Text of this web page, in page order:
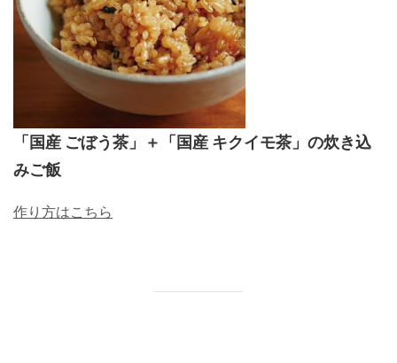
「国産 ごぼう茶」＋「国産 キクイモ茶」の炊き込
みご飯
作り方はこちら